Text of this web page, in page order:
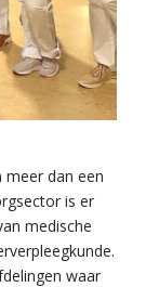
meer dan een
is er
medische
waar